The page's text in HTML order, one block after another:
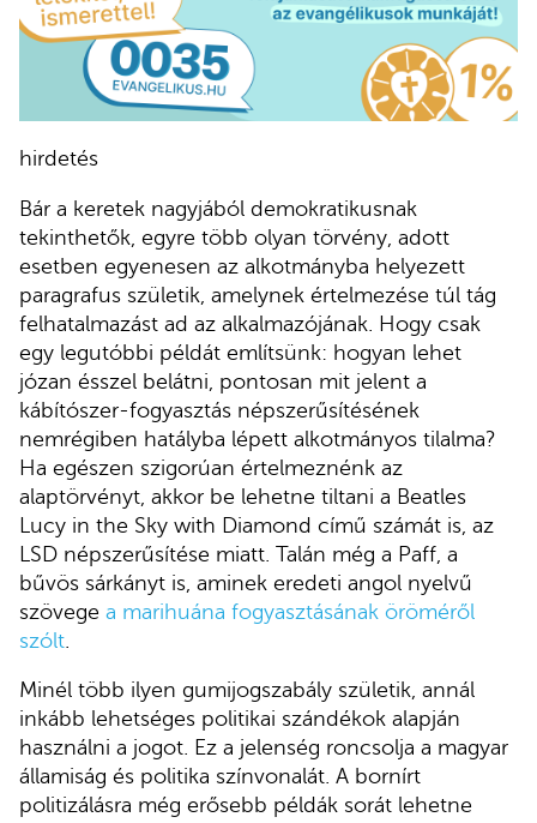
hirdetés
Bár a keretek nagyjából demokratikusnak
tekinthetők, egyre több olyan törvény, adott
esetben egyenesen az alkotmányba helyezett
paragrafus születik, amelynek értelmezése túl tág
felhatalmazást ad az alkalmazójának. Hogy csak
egy legutóbbi példát említsünk: hogyan lehet
józan ésszel belátni, pontosan mit jelent a
kábítószer-fogyasztás népszerűsítésének
nemrégiben hatályba lépett alkotmányos tilalma?
Ha egészen szigorúan értelmeznénk az
alaptörvényt, akkor be lehetne tiltani a Beatles
Lucy in the Sky with Diamond című számát is, az
LSD népszerűsítése miatt. Talán még a Paff, a
bűvös sárkányt is, aminek eredeti angol nyelvű
szövege a marihuána fogyasztásának öröméről
szólt
Minél több ilyen gumijogszabály születik, annál
inkább lehetséges politikai szándékok alapján
használni a jogot. Ez a jelenség roncsolja a magyar
államiság és politika színvonalát. A bornírt
politizálásra még erősebb példák sorát lehetne